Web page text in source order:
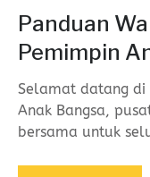
Panduan
Pemimpin
Selamat datang di
Anak Bangsa,
bersama untuk